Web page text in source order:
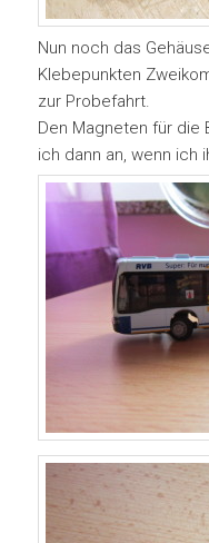
Nun noch das
Klebepunkten
zur Probefahrt.
Den Magneten für die
ich dann an, wenn ich